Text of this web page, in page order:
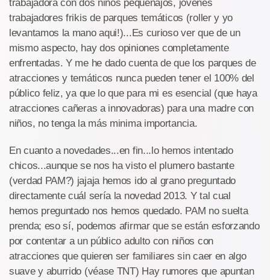
trabajadora con dos niños pequeñajos, jóvenes
trabajadores frikis de parques temáticos (roller y yo
levantamos la mano aqui!)...Es curioso ver que de un
mismo aspecto, hay dos opiniones completamente
enfrentadas. Y me he dado cuenta de que los parques de
atracciones y temáticos nunca pueden tener el 100% del
público feliz, ya que lo que para mi es esencial (que haya
atracciones cañeras a innovadoras) para una madre con
niños, no tenga la más minima importancia.
En cuanto a novedades...en fin...lo hemos intentado
chicos...aunque se nos ha visto el plumero bastante
(verdad PAM?) jajaja hemos ido al grano preguntado
directamente cuál sería la novedad 2013. Y tal cual
hemos preguntado nos hemos quedado. PAM no suelta
prenda; eso sí, podemos afirmar que se están esforzando
por contentar a un público adulto con niños con
atracciones que quieren ser familiares sin caer en algo
suave y aburrido (véase TNT) Hay rumores que apuntan